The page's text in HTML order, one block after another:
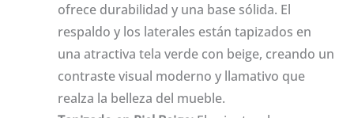
ofrece durabilidad y una base sólida. El
respaldo y los laterales están tapizados en
una atractiva tela verde con beige, creando un
contraste visual moderno y llamativo que
realza la belleza del mueble.